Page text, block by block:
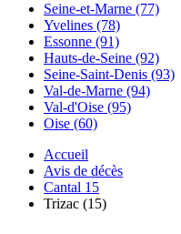
Seine-et-Marne (77)
Yvelines (78)
Essonne (91)
Hauts-de-Seine (92)
Seine-Saint-Denis (93)
Val-de-Marne (94)
Val-d'Oise (95)
Oise (60)
Accueil
Avis de décès
Cantal 15
Trizac (15)